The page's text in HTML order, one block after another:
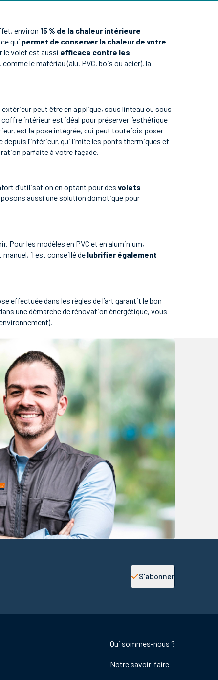
environ 15 % de la chaleur intérieure
qui permet de conserver la chaleur de votre
le volet est aussi efficace contre les
le matériau (alu, PVC, bois ou acier), la
peut être en applique, sous linteau ou sous
intérieur est idéal pour préserver l’esthétique
est la pose intégrée, qui peut toutefois poser
l’intérieur, qui limite les ponts thermiques et
parfaite à votre façade.
d’utilisation en optant pour des volets
aussi une solution domotique pour
Pour les modèles en PVC et en aluminium,
manuel, il est conseillé de lubrifier également
effectuée dans les règles de l’art garantit le bon
une démarche de rénovation énergétique, vous
S'abonner
Footer
de
Qui sommes-nous ?
Notre savoir-faire